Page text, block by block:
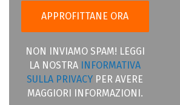
NON INVIAMO SPAM! LEGGI
LA NOSTRA
INFORMATIVA
SULLA PRIVACY PER AVERE
MAGGIORI INFORMAZIONI.